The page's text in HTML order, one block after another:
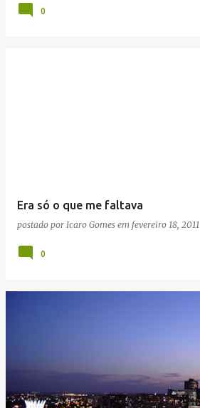
0
Era só o que me faltava
postado por Icaro Gomes em fevereiro 18, 2011
0